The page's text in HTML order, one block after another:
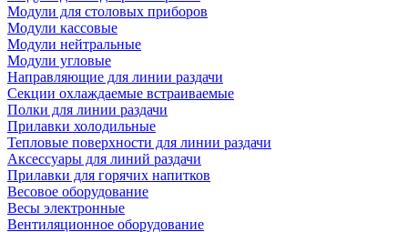
Модули для столовых приборов
Модули кассовые
Модули нейтральные
Модули угловые
Направляющие для линии раздачи
Секции охлаждаемые встраиваемые
Полки для линии раздачи
Прилавки холодильные
Тепловые поверхности для линии раздачи
Аксессуары для линий раздачи
Прилавки для горячих напитков
Весовое оборудование
Весы электронные
Вентиляционное оборудование